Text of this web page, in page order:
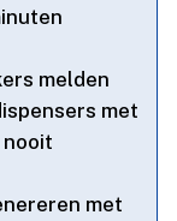
melden
met
nooit
met